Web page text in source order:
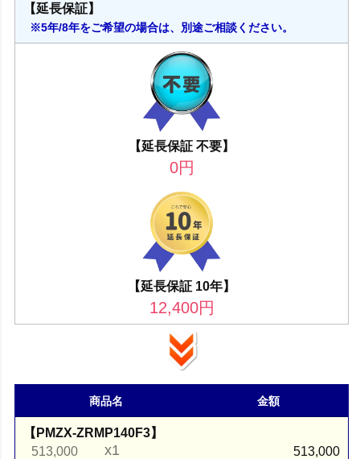
【延長保証】
※5年/8年をご希望の場合は、別途ご相談ください。
【延長保証 不要】
0円
【延長保証 10年】
12,400円
商品名 金額
【PMZX-ZRMP140F3】
513,000
x1 513,000